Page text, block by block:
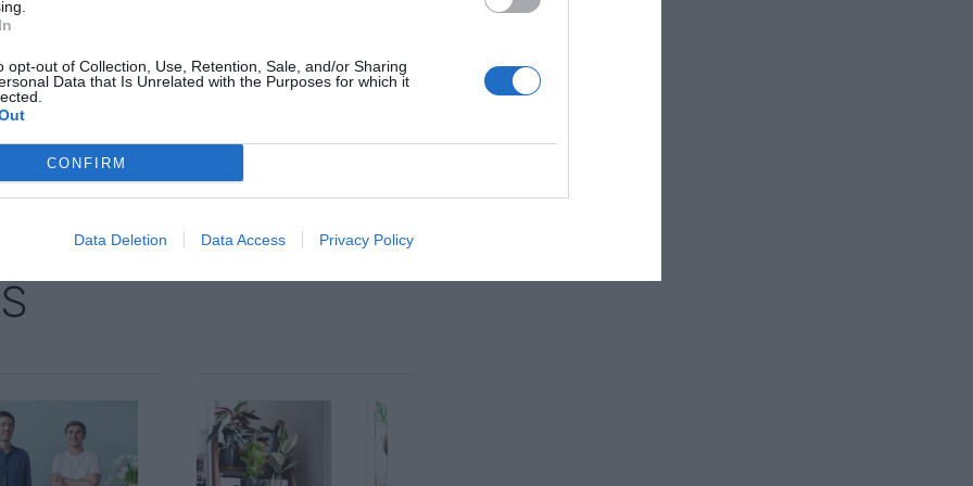
opt-out of Collection, Use, Retention, Sale, and/or Sharing
Data that Is Unrelated with the Purposes for which it
CONFIRM
Data Deletion Data Access Privacy Policy
la plataforma adecuada para ello, optimizando
que se puedan comprar flores y
un mismo lugar".
preferida de Google de
de actualidad